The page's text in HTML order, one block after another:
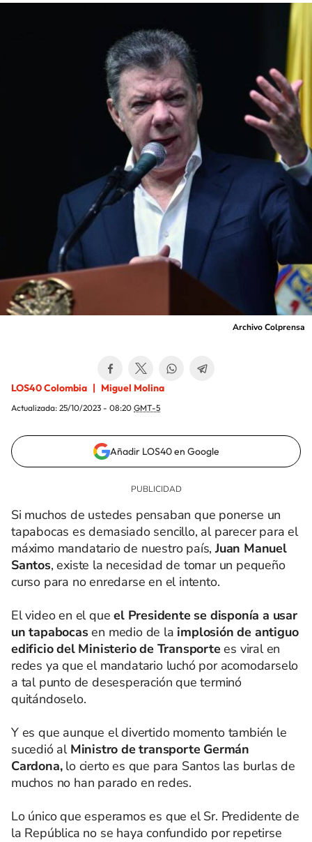
Archivo Colprensa
LOS40 Colombia Miguel Molina
Actualizada: 25/10/2023 - 08:20 GMT-5
Añadir LOS40 en Google
Si muchos de ustedes pensaban que ponerse un
tapabocas es demasiado sencillo, al parecer para el
máximo mandatario de nuestro país, Juan Manuel
Santos, existe la necesidad de tomar un pequeño
curso para no enredarse en el intento.
El video en el queel Presidente se disponía a usar
un tapabocasen medio de la implosión de antiguo
edificio del Ministerio de Transportees viral en
redes ya que el mandatario luchó por acomodarselo
a tal punto de desesperación que terminó
quitándoselo.
Y es que aunque el divertido momento también le
sucedió al Ministro de transporte Germán
Cardona,lo cierto es que para Santos las burlas de
muchos no han parado en redes.
Lo único que esperamos es que el Sr. Predidente de
la República no se haya confundido por repetirse